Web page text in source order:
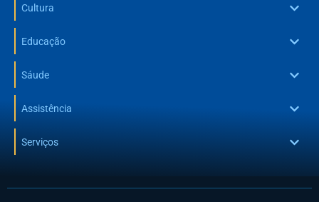
Cultura
Educação
Sáude
Assistência
Serviços